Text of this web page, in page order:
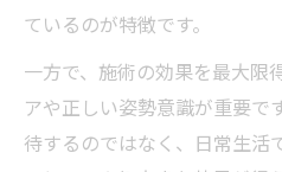
ているのが特徴です。
一方で、施術の効果を最大限
アや正しい姿勢意識が重要で
待するのではなく、日常生活